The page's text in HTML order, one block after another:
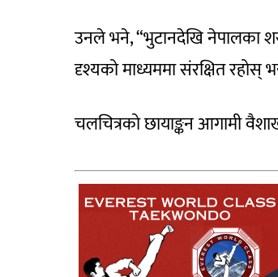
उनले भने, “भुटानदेखि नेपालका
दृश्यको माध्यममा संरक्षित रहोस्
चलचित्रको छायाङ्कन आगामी